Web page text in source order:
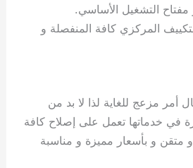
مفتاح التشغيل الأساسي.
المركزي كافة المنفصلة و
أمر مزعج للغاية لذا لا بد من
في خدماتها تعمل على إصلاح كافة
متقن و بأسعار مميزة و مناسبة